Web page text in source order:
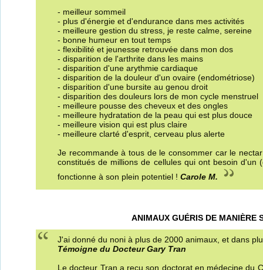
- meilleur sommeil
- plus d'énergie et d'endurance dans mes activités
- meilleure gestion du stress, je reste calme, sereine
- bonne humeur en tout temps
- flexibilité et jeunesse retrouvée dans mon dos
- disparition de l'arthrite dans les mains
- disparition d'une arythmie cardiaque
- disparition de la douleur d'un ovaire (endométriose)
- disparition d'une bursite au genou droit
- disparition des douleurs lors de mon cycle menstruel
- meilleure pousse des cheveux et des ongles
- meilleure hydratation de la peau qui est plus douce
- meilleure vision qui est plus claire
- meilleure clarté d'esprit, cerveau plus alerte
Je recommande à tous de le consommer car le
constitués de millions de cellules qui ont besoin
fonctionne à son plein potentiel ! Carole M.
ANIMAUX GUÉRIS DE MANIÈRE
J'ai donné du noni à plus de 2000 animaux, et dans
Témoigne du Docteur Gary Tran
Le docteur Tran a reçu son doctorat en médecine du